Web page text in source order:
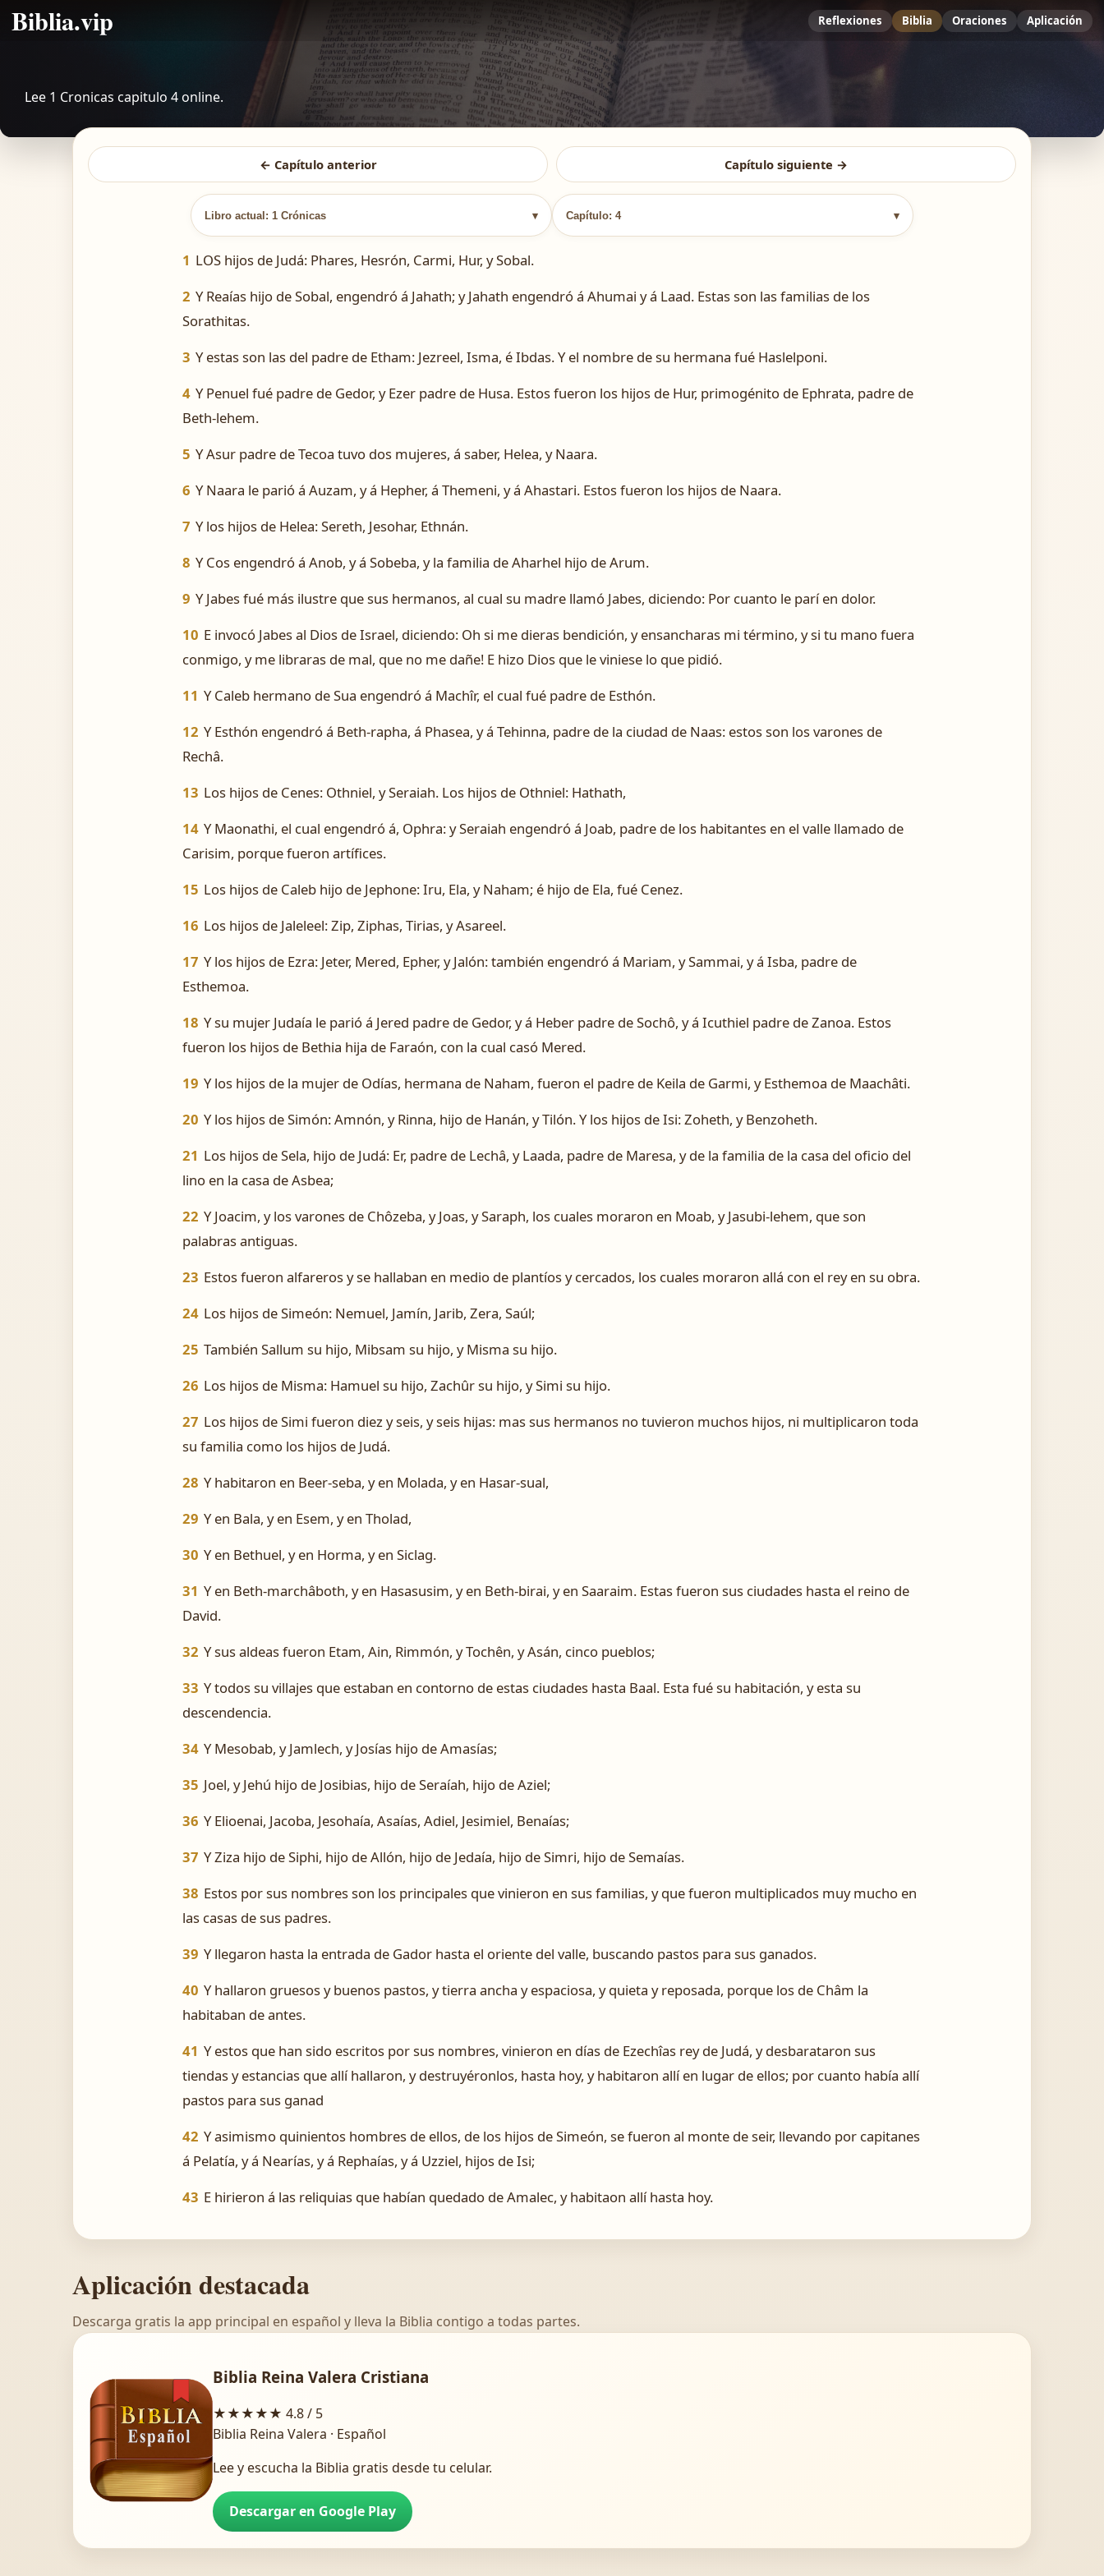
Biblia.vip Reflexiones Biblia Oraciones Aplicación
Lee 1 Cronicas capitulo 4 online.
← Capítulo anterior Capítulo siguiente →
Libro actual: 1 Crónicas ▾ Capítulo: 4 ▾
1 LOS hijos de Judá: Phares, Hesrón, Carmi, Hur, y Sobal.
2 Y Reaías hijo de Sobal, engendró á Jahath; y Jahath engendró á Ahumai y á Laad. Estas son las familias de los
Sorathitas.
3 Y estas son las del padre de Etham: Jezreel, Isma, é Ibdas. Y el nombre de su hermana fué Haslelponi.
4 Y Penuel fué padre de Gedor, y Ezer padre de Husa. Estos fueron los hijos de Hur, primogénito de Ephrata, padre de
Beth-lehem.
5 Y Asur padre de Tecoa tuvo dos mujeres, á saber, Helea, y Naara.
6 Y Naara le parió á Auzam, y á Hepher, á Themeni, y á Ahastari. Estos fueron los hijos de Naara.
7 Y los hijos de Helea: Sereth, Jesohar, Ethnán.
8 Y Cos engendró á Anob, y á Sobeba, y la familia de Aharhel hijo de Arum.
9 Y Jabes fué más ilustre que sus hermanos, al cual su madre llamó Jabes, diciendo: Por cuanto le parí en dolor.
10 E invocó Jabes al Dios de Israel, diciendo: ­Oh si me dieras bendición, y ensancharas mi término, y si tu mano fuera
conmigo, y me libraras de mal, que no me dañe! E hizo Dios que le viniese lo que pidió.
11 Y Caleb hermano de Sua engendró á Machîr, el cual fué padre de Esthón.
12 Y Esthón engendró á Beth-rapha, á Phasea, y á Tehinna, padre de la ciudad de Naas: estos son los varones de
Rechâ.
13 Los hijos de Cenes: Othniel, y Seraiah. Los hijos de Othniel: Hathath,
14 Y Maonathi, el cual engendró á, Ophra: y Seraiah engendró á Joab, padre de los habitantes en el valle llamado de
Carisim, porque fueron artífices.
15 Los hijos de Caleb hijo de Jephone: Iru, Ela, y Naham; é hijo de Ela, fué Cenez.
16 Los hijos de Jaleleel: Zip, Ziphas, Tirias, y Asareel.
17 Y los hijos de Ezra: Jeter, Mered, Epher, y Jalón: también engendró á Mariam, y Sammai, y á Isba, padre de
Esthemoa.
18 Y su mujer Judaía le parió á Jered padre de Gedor, y á Heber padre de Sochô, y á Icuthiel padre de Zanoa. Estos
fueron los hijos de Bethia hija de Faraón, con la cual casó Mered.
19 Y los hijos de la mujer de Odías, hermana de Naham, fueron el padre de Keila de Garmi, y Esthemoa de Maachâti.
20 Y los hijos de Simón: Amnón, y Rinna, hijo de Hanán, y Tilón. Y los hijos de Isi: Zoheth, y Benzoheth.
21 Los hijos de Sela, hijo de Judá: Er, padre de Lechâ, y Laada, padre de Maresa, y de la familia de la casa del oficio del
lino en la casa de Asbea;
22 Y Joacim, y los varones de Chôzeba, y Joas, y Saraph, los cuales moraron en Moab, y Jasubi-lehem, que son
palabras antiguas.
23 Estos fueron alfareros y se hallaban en medio de plantíos y cercados, los cuales moraron allá con el rey en su obra.
24 Los hijos de Simeón: Nemuel, Jamín, Jarib, Zera, Saúl;
25 También Sallum su hijo, Mibsam su hijo, y Misma su hijo.
26 Los hijos de Misma: Hamuel su hijo, Zachûr su hijo, y Simi su hijo.
27 Los hijos de Simi fueron diez y seis, y seis hijas: mas sus hermanos no tuvieron muchos hijos, ni multiplicaron toda
su familia como los hijos de Judá.
28 Y habitaron en Beer-seba, y en Molada, y en Hasar-sual,
29 Y en Bala, y en Esem, y en Tholad,
30 Y en Bethuel, y en Horma, y en Siclag.
31 Y en Beth-marchâboth, y en Hasasusim, y en Beth-birai, y en Saaraim. Estas fueron sus ciudades hasta el reino de
David.
32 Y sus aldeas fueron Etam, Ain, Rimmón, y Tochên, y Asán, cinco pueblos;
33 Y todos su villajes que estaban en contorno de estas ciudades hasta Baal. Esta fué su habitación, y esta su
descendencia.
34 Y Mesobab, y Jamlech, y Josías hijo de Amasías;
35 Joel, y Jehú hijo de Josibias, hijo de Seraíah, hijo de Aziel;
36 Y Elioenai, Jacoba, Jesohaía, Asaías, Adiel, Jesimiel, Benaías;
37 Y Ziza hijo de Siphi, hijo de Allón, hijo de Jedaía, hijo de Simri, hijo de Semaías.
38 Estos por sus nombres son los principales que vinieron en sus familias, y que fueron multiplicados muy mucho en
las casas de sus padres.
39 Y llegaron hasta la entrada de Gador hasta el oriente del valle, buscando pastos para sus ganados.
40 Y hallaron gruesos y buenos pastos, y tierra ancha y espaciosa, y quieta y reposada, porque los de Châm la
habitaban de antes.
41 Y estos que han sido escritos por sus nombres, vinieron en días de Ezechîas rey de Judá, y desbarataron sus
tiendas y estancias que allí hallaron, y destruyéronlos, hasta hoy, y habitaron allí en lugar de ellos; por cuanto había allí
pastos para sus ganad
42 Y asimismo quinientos hombres de ellos, de los hijos de Simeón, se fueron al monte de seir, llevando por capitanes
á Pelatía, y á Nearías, y á Rephaías, y á Uzziel, hijos de Isi;
43 E hirieron á las reliquias que habían quedado de Amalec, y habitaon allí hasta hoy.
Aplicación destacada
Descarga gratis la app principal en español y lleva la Biblia contigo a todas partes.
Biblia Reina Valera Cristiana
★★★★★ 4.8 / 5
Biblia Reina Valera · Español
Lee y escucha la Biblia gratis desde tu celular.
Descargar en Google Play